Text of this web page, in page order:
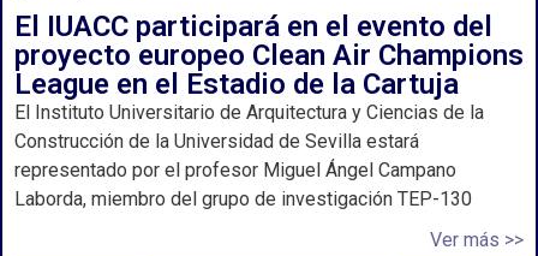
El IUACC participará en el evento del
proyecto europeo Clean Air Champions
League en el Estadio de la Cartuja
El Instituto Universitario de Arquitectura y Ciencias de la
Construcción de la Universidad de Sevilla estará
representado por el profesor Miguel Ángel Campano
Laborda, miembro del grupo de investigación TEP-130
Ver más >>